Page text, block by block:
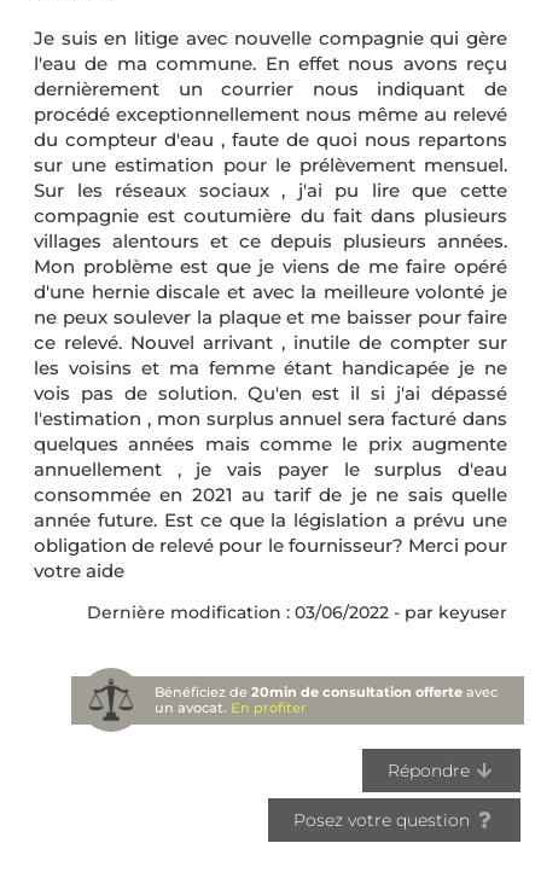
Je suis en litige avec nouvelle compagnie qui gère
l'eau de ma commune. En effet nous avons reçu
dernièrement un courrier nous indiquant de
procédé exceptionnellement nous même au relevé
du compteur d'eau , faute de quoi nous repartons
sur une estimation pour le prélèvement mensuel.
Sur les réseaux sociaux , j'ai pu lire que cette
compagnie est coutumière du fait dans plusieurs
villages alentours et ce depuis plusieurs années.
Mon problème est que je viens de me faire opéré
d'une hernie discale et avec la meilleure volonté je
ne peux soulever la plaque et me baisser pour faire
ce relevé. Nouvel arrivant , inutile de compter sur
les voisins et ma femme étant handicapée je ne
vois pas de solution. Qu'en est il si j'ai dépassé
l'estimation , mon surplus annuel sera facturé dans
quelques années mais comme le prix augmente
annuellement , je vais payer le surplus d'eau
consommée en 2021 au tarif de je ne sais quelle
année future. Est ce que la législation a prévu une
obligation de relevé pour le fournisseur? Merci pour
votre aide
Dernière modification : 03/06/2022 - par keyuser
Bénéficiez de20min de consultation offerte avec
un avocat. En profiter
Répondre
Posez votre question